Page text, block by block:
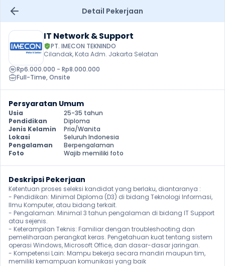
Detail Pekerjaan
IT Network & Support
PT. IMECON TEKNINDO
Cilandak, Kota Adm. Jakarta Selatan
Rp6.000.000 - Rp8.000.000
Full-Time, Onsite
Persyaratan Umum
Usia
25-35 tahun
Pendidikan
Diploma
Jenis Kelamin
Pria/Wanita
Lokasi
Seluruh Indonesia
Pengalaman
Berpengalaman
Foto
Wajib memiliki foto
Deskripsi Pekerjaan
Ketentuan proses seleksi kandidat yang berlaku, diantaranya :
- Pendidikan: Minimal Diploma (D3) di bidang Teknologi Informasi,
Ilmu Komputer, atau bidang terkait.
- Pengalaman: Minimal 3 tahun pengalaman di bidang IT Support
atau sejenis.
- Keterampilan Teknis: Familiar dengan troubleshooting dan
pemeliharaan perangkat keras. Pengetahuan kuat tentang sistem
operasi Windows, Microsoft Office, dan dasar-dasar jaringan.
- Kompetensi Lain: Mampu bekerja secara mandiri maupun tim,
memiliki kemampuan komunikasi yang baik